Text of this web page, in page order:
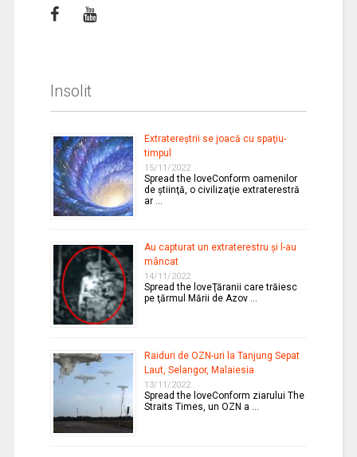
Insolit
Extratereştrii se joacă cu spaţiu-
timpul
15/11/2022
Spread the loveConform oamenilor
de ştiinţă, o civilizaţie extraterestră
ar …
Au capturat un extraterestru şi l-au
mâncat
14/11/2022
Spread the loveŢăranii care trăiesc
pe ţărmul Mării de Azov …
Raiduri de OZN-uri la Tanjung Sepat
Laut, Selangor, Malaiesia
13/11/2022
Spread the loveConform ziarului The
Straits Times, un OZN a …